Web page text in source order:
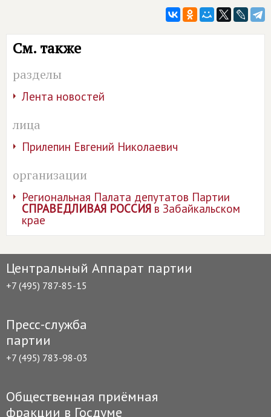
См. также
разделы
Лента новостей
лица
Прилепин Евгений Николаевич
организации
Региональная Палата депутатов Партии
СПРАВЕДЛИВАЯ РОССИЯв Забайкальском
крае
Центральный Аппарат партии
+7 (495) 787-85-15
Пресс-служба
партии
+7 (495) 783-98-03
Общественная приёмная
фракции в Госдуме